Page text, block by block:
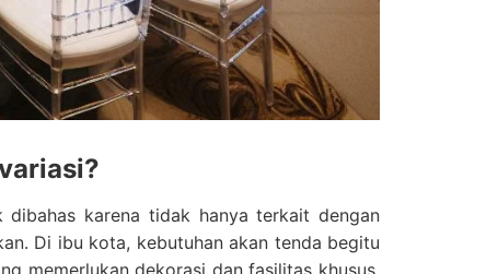
karena tidak hanya terkait dengan
Di ibu kota, kebutuhan akan tenda begitu
memerlukan dekorasi dan fasilitas khusus.